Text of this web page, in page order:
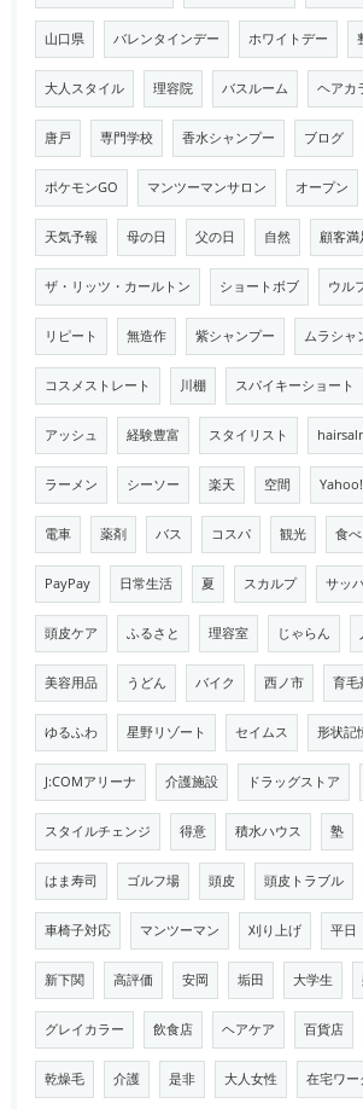
山口県 バレンタインデー ホワイトデー
大人スタイル 理容院 バスルーム ヘアカ
唐戸 専門学校 香水シャンプー ブログ
ポケモンGO マンツーマンサロン オープン
天気予報 母の日 父の日 自然 顧客満
ザ・リッツ・カールトン ショートボブ ウル
リピート 無造作 紫シャンプー ムラシャ
コスメストレート 川棚 スパイキーショート
アッシュ 経験豊富 スタイリスト
ラーメン シーソー 楽天 空間 Yahoo!
電車 薬剤 バス コスパ 観光 食
PayPay 日常生活 夏 スカルプ サッ
頭皮ケア ふるさと 理容室 じゃらん
美容用品 うどん バイク 西ノ市 育毛
ゆるふわ 星野リゾート セイムス 形状記
J:COMアリーナ 介護施設 ドラッグストア
スタイルチェンジ 得意 積水ハウス 塾
はま寿司 ゴルフ場 頭皮 頭皮トラブル
車椅子対応 マンツーマン 刈り上げ 平日
新下関 高評価 安岡 垢田 大学生
グレイカラー 飲食店 ヘアケア 百貨店
乾燥毛 介護 是非 大人女性 在宅ワー